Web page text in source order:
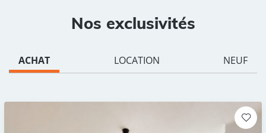
Nos exclusivités
ACHAT LOCATION NEUF